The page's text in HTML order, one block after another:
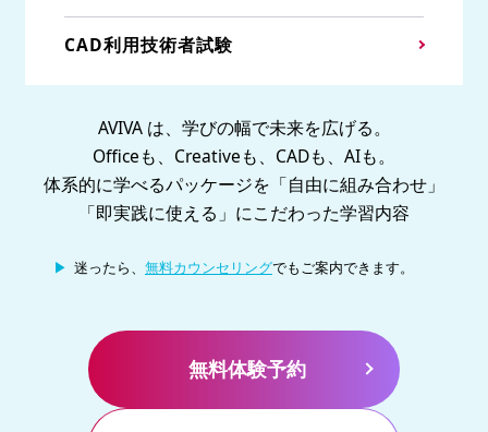
CAD利用技術者試験
AVIVA は、学びの幅で未来を広げる。
Officeも、Creativeも、CADも、AIも。
体系的に学べるパッケージを「自由に組み合わせ」
「即実践に使える」にこだわった学習内容
迷ったら、 無料カウンセリングでもご案内できます。
無料体験予約